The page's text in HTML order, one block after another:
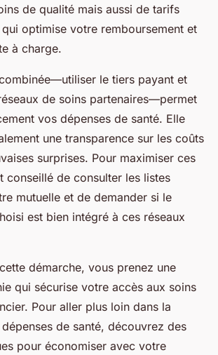
de qualité mais aussi de tarifs
optimise votre remboursement et
à charge.
le tiers payant et
de soins partenaires—permet
vos dépenses de santé. Elle
une transparence sur les coûts
surprises. Pour maximiser ces
conseillé de consulter les listes
mutuelle et de demander si le
est bien intégré à ces réseaux
démarche, vous prenez une
qui sécurise votre accès aux soins
Pour aller plus loin dans la
de santé, découvrez des
pour économiser avec votre